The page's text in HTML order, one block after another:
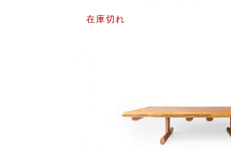
在庫切れ